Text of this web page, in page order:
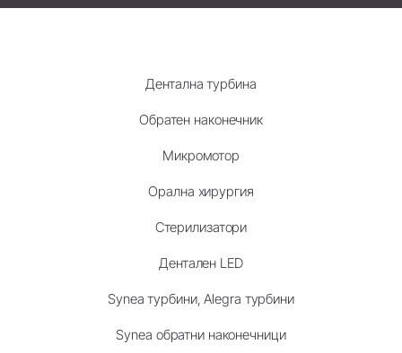
Дентална турбина
Обратен наконечник
Микромотор
Орална хирургия
Стерилизатори
Дентален LED
Synea турбини, Alegra турбини
Synea обратни наконечници